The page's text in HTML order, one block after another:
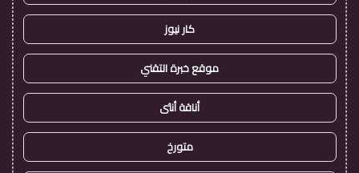
كار نيوز
موقع خبرة التقني
أناقة أنثى
متورخ